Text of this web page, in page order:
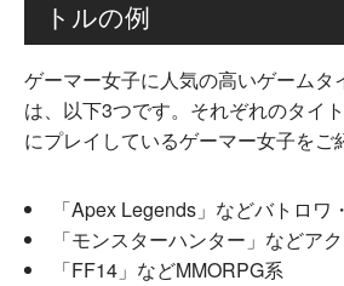
トルの例
ゲーマー女子に人気の高いゲームタ
は、以下3つです。それぞれのタイ
にプレイしているゲーマー女子をご
「Apex Legends」などバトロワ
「モンスターハンター」などア
「FF14」などMMORPG系